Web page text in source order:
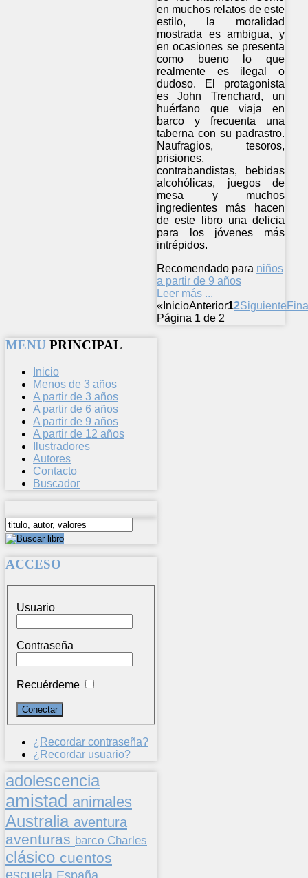
en muchos relatos de este
estilo, la moralidad
mostrada es ambigua, y
en ocasiones se presenta
como bueno lo que
realmente es ilegal o
dudoso. El protagonista
es John Trenchard, un
huérfano que viaja en
barco y frecuenta una
taberna con su padrastro.
Naufragios, tesoros,
prisiones,
contrabandistas, bebidas
alcohólicas, juegos de
mesa y muchos
ingredientes más hacen
de este libro una delicia
para los jóvenes más
intrépidos.
Recomendado para niños
a partir de 9 años
Leer más ...
« InicioAnterior12Siguiente
Página 1 de 2
MENU PRINCIPAL
Inicio
Menos de 3 años
A partir de 3 años
A partir de 6 años
A partir de 9 años
A partir de 12 años
Ilustradores
Autores
Contacto
Buscador
ACCESO
Usuario
Contraseña
Recuérdeme
¿Recordar contraseña?
¿Recordar usuario?
adolescencia
amistad animales
Australia aventura
aventuras barco Charles
clásico cuentos
escuela España